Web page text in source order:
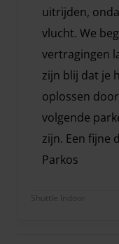
uitrijden,
vlucht. We
vertragingen
zijn blij dat je
oplossen
volgende
zijn. Een fijne
Parkos
Shuttle Indoor